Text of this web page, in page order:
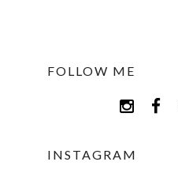
FOLLOW ME
INSTAGRAM